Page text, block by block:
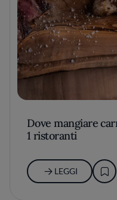
Dove mangiare
1 ristoranti
LEGGI